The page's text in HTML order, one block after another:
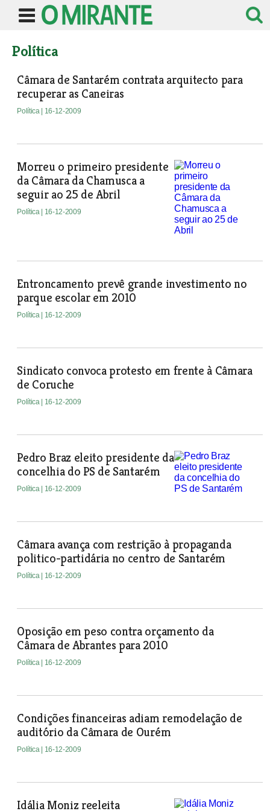
Política
Câmara de Santarém contrata arquitecto para
recuperar as Caneiras
Política | 16-12-2009
Morreu o primeiro presidente
da Câmara da Chamusca a
seguir ao 25 de Abril
Política | 16-12-2009
Entroncamento prevê grande investimento no
parque escolar em 2010
Política | 16-12-2009
Sindicato convoca protesto em frente à Câmara
de Coruche
Política | 16-12-2009
Pedro Braz eleito presidente da
concelhia do PS de Santarém
Política | 16-12-2009
Câmara avança com restrição à propaganda
politico-partidária no centro de Santarém
Política | 16-12-2009
Oposição em peso contra orçamento da
Câmara de Abrantes para 2010
Política | 16-12-2009
Condições financeiras adiam remodelação de
auditório da Câmara de Ourém
Política | 16-12-2009
Idália Moniz reeleita